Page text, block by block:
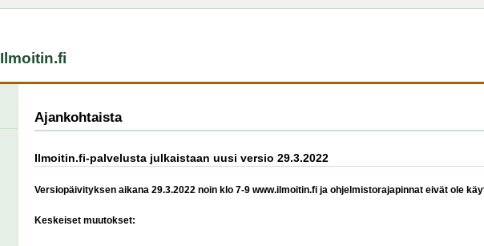
Ilmoitin.fi
Ajankohtaista
Ilmoitin.fi-palvelusta julkaistaan uusi versio 29.3.2022
Versiopäivityksen aikana 29.3.2022 noin klo 7-9 www.ilmoitin.fi ja ohjelmistorajapinnat eivät ole
Keskeiset muutokset: